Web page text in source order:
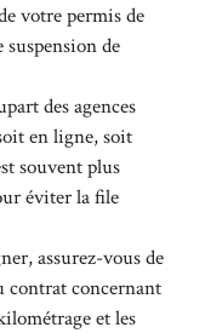
votre permis de
de
des agences
en ligne, soit
souvent plus
éviter la file
assurez-vous de
contrat concernant
et les